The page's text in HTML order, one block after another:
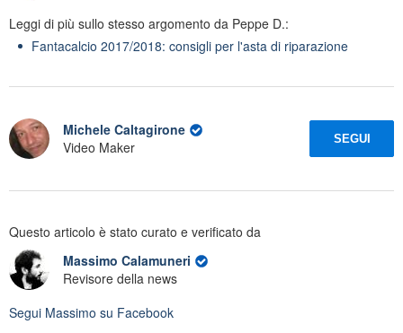
Leggi di più sullo stesso argomento da Peppe D.:
Fantacalcio 2017/2018: consigli per l'asta di riparazione
Michele Caltagirone
Video Maker
SEGUI
Questo articolo è stato curato e verificato da
Massimo Calamuneri
Revisore della news
Segui Massimo su Facebook